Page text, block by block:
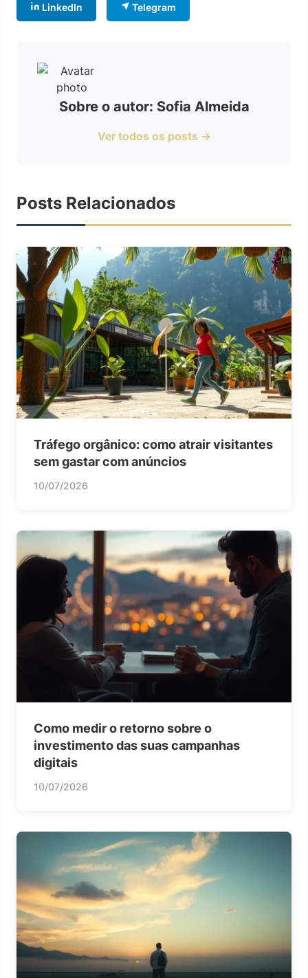
LinkedIn Telegram
Sobre o autor: Sofia Almeida
Ver todos os posts →
Posts Relacionados
Tráfego orgânico: como atrair visitantes
sem gastar com anúncios
10/07/2026
Como medir o retorno sobre o
investimento das suas campanhas
digitais
10/07/2026